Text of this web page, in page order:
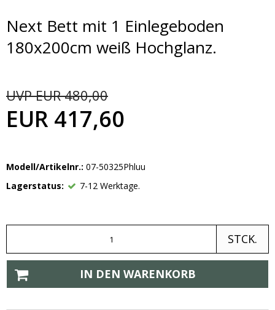
Next Bett mit 1 Einlegeboden
180x200cm weiß Hochglanz.
EUR 417,60
UVP EUR 480,00
Modell/Artikelnr.: 07-50325Phluu
Lagerstatus:
7-12 Werktage.
STCK.
IN DEN WARENKORB